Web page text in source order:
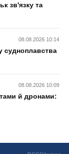
зв'язку та
08.08.2026 10:14
судноплавства
08.08.2026 10:09
й дронами: